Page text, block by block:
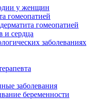
у женщин
гомеопатией
гомеопатией
и сердца
заболеваниях
заболевания
беременности